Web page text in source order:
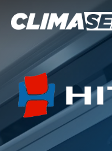
content